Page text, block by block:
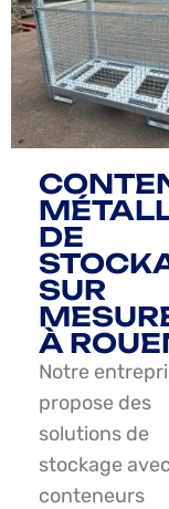
DE
SUR
À
Notre
propose des
solutions de
stockage
conteneurs